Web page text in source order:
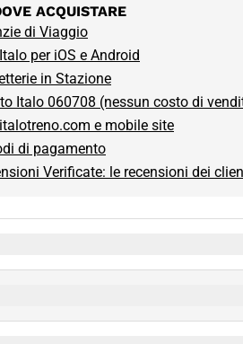
ACQUISTARE
di Viaggio
per iOS e Android
in Stazione
Italo 060708 (nessun costo di
e mobile site
di pagamento
Verificate: le recensioni dei